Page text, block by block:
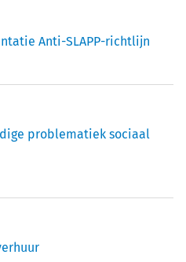
Anti-SLAPP-richtlijn
problematiek sociaal